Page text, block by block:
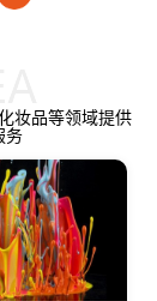
品等领域提供
务